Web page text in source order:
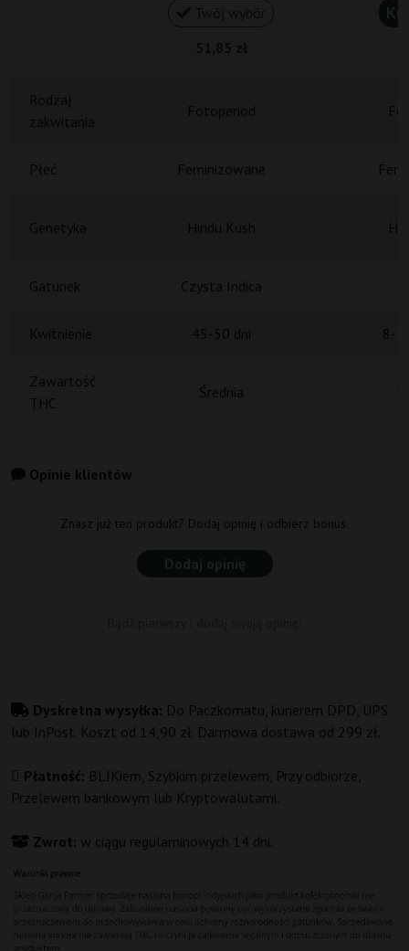
Płeć Feminizowane
Gatunek Czysta Indica
Zawartość
THC
Średnia
Opinie klientów
Znasz już ten produkt? Dodaj opinię i odbierz bonus.
Dodaj opinię
Dyskretna wysyłka: Do Paczkomatu, kurierem DPD, UPS
lub InPost. Koszt od 14,90 zł. Darmowa dostawa od 299 zł.
Płatność: BLIKiem, Szybkim przelewem, Przy odbiorze,
Przelewem bankowym lub Kryptowalutami.
Zwrot: w ciągu regulaminowych 14 dni.